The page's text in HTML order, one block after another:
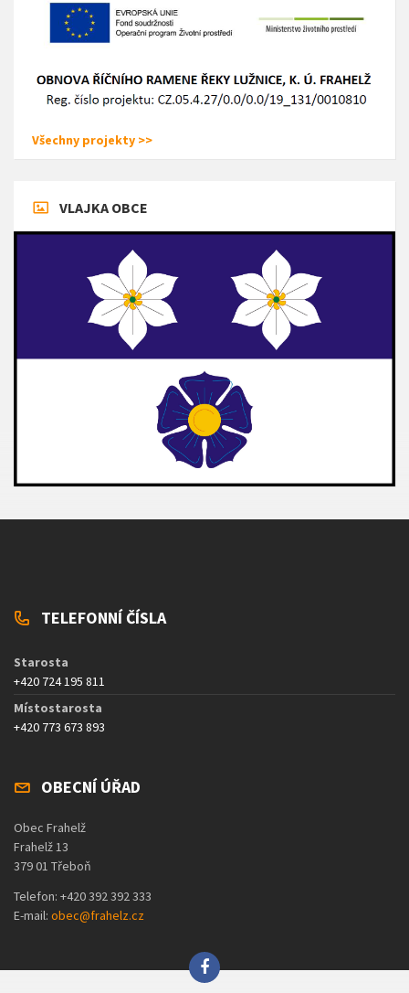
Všechny projekty >>
VLAJKA OBCE
TELEFONNÍ ČÍSLA
Starosta
+420 724 195 811
Místostarosta
+420 773 673 893
OBECNÍ ÚŘAD
Obec Frahelž
Frahelž 13
379 01 Třeboň
Telefon: +420 392 392 333
E-mail: obec@frahelz.cz